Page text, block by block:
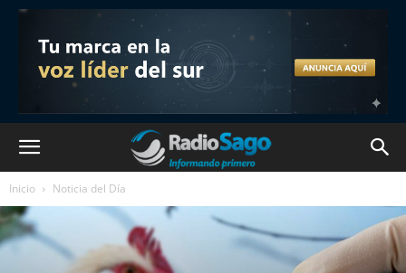
Inicio Noticia del Día